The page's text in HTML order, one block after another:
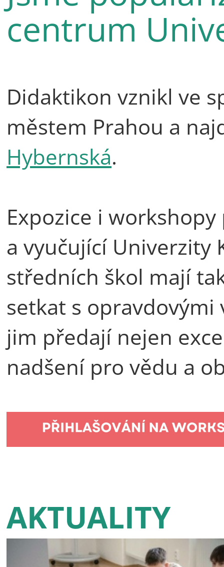
centrum
Didaktikon vznikl ve
městem Prahou a
Hybernská.
Expozice i
a vyučující Univerzity
středních škol mají
setkat s
jim předají nejen
nadšení pro vědu a
AKTUALITY